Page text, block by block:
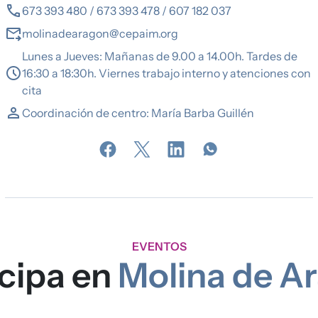
call673 393 480 / 673 393 478 / 607 182 037
forward_to_inboxmolinadearagon@cepaim.org
schedule
Lunes a Jueves: Mañanas de 9.00 a 14.00h. Tardes de
16:30 a 18:30h. Viernes trabajo interno y atenciones con
cita
personCoordinación de centro: María Barba Guillén
EVENTOS
en Molina de